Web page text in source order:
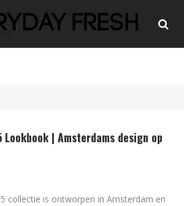
Lookbook | Amsterdams design op
collectie is ontworpen in Amsterdam en